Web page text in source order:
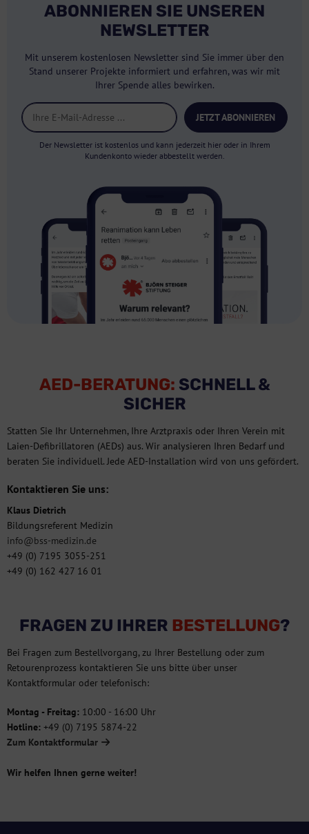
ABONNIEREN SIE UNSEREN
NEWSLETTER
Mit unserem kostenlosen Newsletter sind Sie immer über den
Stand unserer Projekte informiert und erfahren, was wir mit
Ihrer Spende alles bewirken.
JETZT ABONNIEREN
Der Newsletter ist kostenlos und kann jederzeit hier oder in Ihrem
Kundenkonto wieder abbestellt werden.
AED-BERATUNG: SCHNELL &
SICHER
Statten Sie Ihr Unternehmen, Ihre Arztpraxis oder Ihren Verein mit
Laien-Defibrillatoren (AEDs) aus. Wir analysieren Ihren Bedarf und
beraten Sie individuell. Jede AED-Installation wird von uns gefördert.
Kontaktieren Sie uns:
Klaus Dietrich
Bildungsreferent Medizin
info@bss-medizin.de
+49 (0) 7195 3055-251
+49 (0) 162 427 16 01
FRAGEN ZU IHRER BESTELLUNG?
Bei Fragen zum Bestellvorgang, zu Ihrer Bestellung oder zum
Retourenprozess kontaktieren Sie uns bitte über unser
Kontaktformular oder telefonisch:
Montag - Freitag: 10:00 - 16:00 Uhr
Hotline: +49 (0) 7195 5874-22
Zum Kontaktformular
Wir helfen Ihnen gerne weiter!